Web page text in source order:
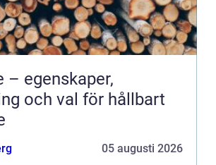
– egenskaper,
och val för hållbart
05 augusti 2026